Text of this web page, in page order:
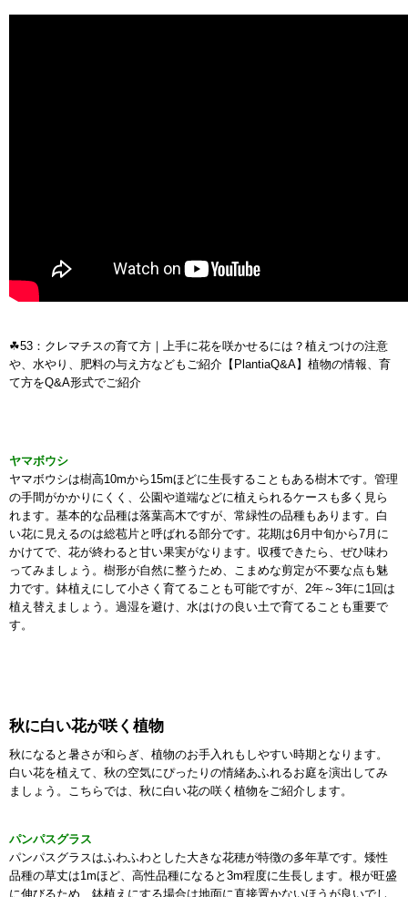
☘53：クレマチスの育て方｜上手に花を咲かせるには？植えつけの注意
や、水やり、肥料の与え方などもご紹介【PlantiaQ&A】植物の情報、育
て方をQ&A形式でご紹介
ヤマボウシ
ヤマボウシは樹高10mから15mほどに生長することもある樹木です。管理
の手間がかかりにくく、公園や道端などに植えられるケースも多く見ら
れます。基本的な品種は落葉高木ですが、常緑性の品種もあります。白
い花に見えるのは総苞片と呼ばれる部分です。花期は6月中旬から7月に
かけてで、花が終わると甘い果実がなります。収穫できたら、ぜひ味わ
ってみましょう。樹形が自然に整うため、こまめな剪定が不要な点も魅
力です。鉢植えにして小さく育てることも可能ですが、2年～3年に1回は
植え替えましょう。過湿を避け、水はけの良い土で育てることも重要で
す。
秋に白い花が咲く植物
秋になると暑さが和らぎ、植物のお手入れもしやすい時期となります。
白い花を植えて、秋の空気にぴったりの情緒あふれるお庭を演出してみ
ましょう。こちらでは、秋に白い花の咲く植物をご紹介します。
パンパスグラス
パンパスグラスはふわふわとした大きな花穂が特徴の多年草です。矮性
品種の草丈は1mほど、高性品種になると3m程度に生長します。根が旺盛
に伸びるため、鉢植えにする場合は地面に直接置かないほうが良いでし